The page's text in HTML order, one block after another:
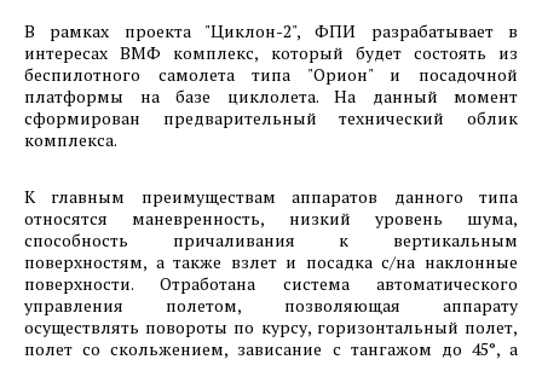
Октябрь 2024.
05.11.2024
Фотоотчет о ходе строительства предприятия
ООО «РусСилика» на территории ОЭЗ Кулибин
Октябрь 2024г.
05.11.2024
Фотоотчет о ходе строительства 1-й очереди
машиностроительного предприятия АО
«Спецтехномаш» на территории ОЭЗ
В рамках проекта "Циклон-2", ФПИ разрабатывает в
интересах ВМФ комплекс, который будет состоять из
беспилотного самолета типа "Орион" и посадочной
платформы на базе циклолета. На данный момент
сформирован предварительный технический облик
комплекса.
К главным преимуществам аппаратов данного типа
относятся маневренность, низкий уровень шума,
способность причаливания к вертикальным
поверхностям, а также взлет и посадка с/на наклонные
поверхности. Отработана система автоматического
управления полетом, позволяющая аппарату
осуществлять повороты по курсу, горизонтальный полет,
полет со скольжением, зависание с тангажом до 45°, а